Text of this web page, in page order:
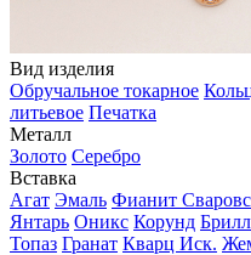
Вид изделия
Обручальное токарное
литьевое Печатка
Металл
Золото Серебро
Вставка
Агат Эмаль Фианит
Янтарь Оникс Корунд
Топаз Гранат Кварц Иск.